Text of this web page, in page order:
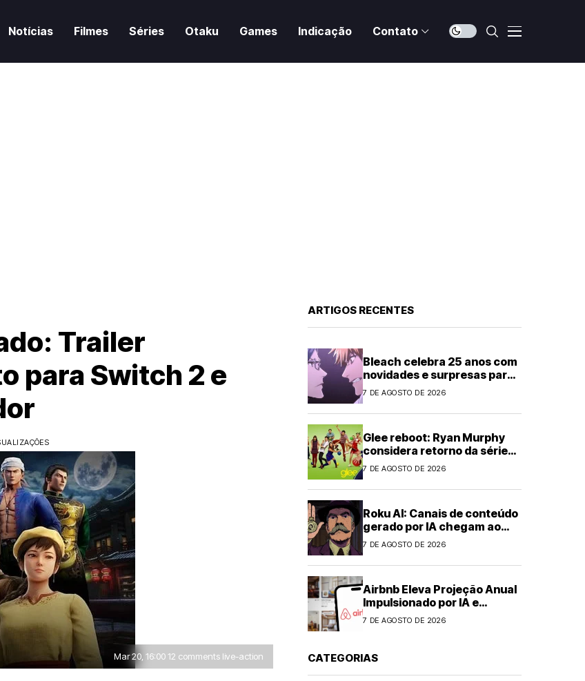
Notícias Filmes Séries Otaku Games Indicação Contato
Trailer
para Switch 2 e
Mar 20, 16:00 12 comments live-action
ARTIGOS RECENTES
Bleach celebra 25 anos com
novidades e surpresas para
fãs
7 DE AGOSTO DE 2026
Glee reboot: Ryan Murphy
considera retorno da série
musical
7 DE AGOSTO DE 2026
Roku AI: Canais de conteúdo
gerado por IA chegam ao
streaming
7 DE AGOSTO DE 2026
Airbnb Eleva Projeção Anual
Impulsionado por IA e
Demanda Forte
7 DE AGOSTO DE 2026
CATEGORIAS